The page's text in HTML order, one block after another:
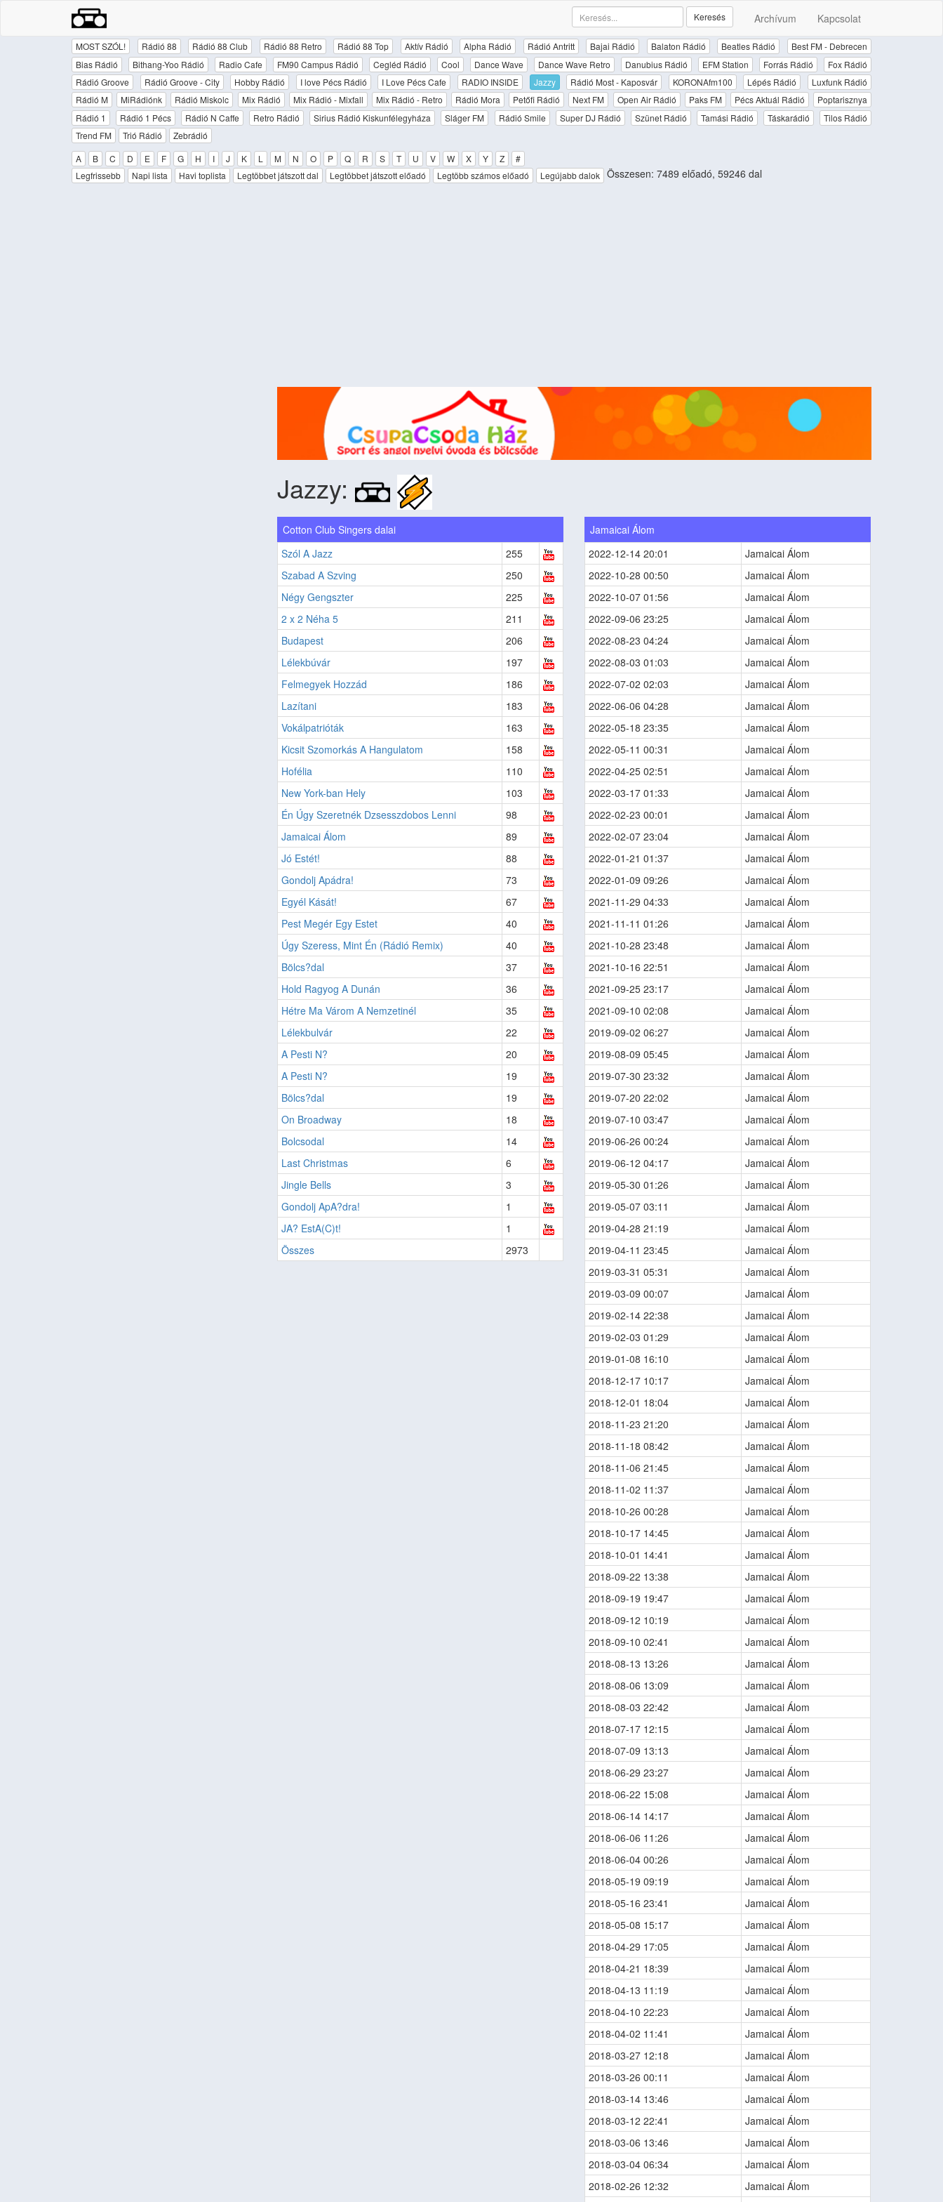
Archívum Kapcsolat
Keresés
MOST SZÓL! Rádió 88 Rádió 88 Club Rádió 88 Retro Rádió 88 Top Aktív Rádió Alpha Rádió Rádió Antritt Bajai Rádió Balaton Rádió Beatles Rádió
Best FM - Debrecen
Bias Rádió
Bithang-Yoo Rádió Radio Cafe FM90 Campus Rádió Cegléd Rádió Cool Dance Wave Dance Wave Retro Danubius Rádió EFM Station Forrás Rádió
Fox Rádió
Rádió Groove
Rádió Groove - City Hobby Rádió I love Pécs Rádió I Love Pécs Cafe RADIO INSIDE Jazzy Rádió Most - Kaposvár KORONAfm100 Lépés Rádió
Luxfunk Rádió
Rádió M
MiRádiónk Rádió Miskolc Mix Rádió Mix Rádió - Mixfall Mix Rádió - Retro Rádió Mora Petőfi Rádió Next FM Open Air Rádió Paks FM Pécs Aktuál Rádió
Poptarisznya
Rádió 1
Rádió 1 Pécs Rádió N Caffe Retro Rádió Sirius Rádió Kiskunfélegyháza Sláger FM Rádió Smile Super DJ Rádió Szünet Rádió Tamási Rádió Táskarádió
Tilos Rádió
Trend FM
Trió Rádió
Zebrádió
A
B C D E F G H I J K L M N O P Q R S T U V W X Y Z
#
Legfrissebb
Napi lista Havi toplista Legtöbbet játszott dal Legtöbbet játszott előadó Legtöbb számos előadó Legújabb dalok Összesen: 7489 előadó, 59246 dal
Jazzy:
Cotton Club Singers dalai
Szól A Jazz
255
Szabad A Szving
250
Négy Gengszter
225
2 x 2 Néha 5
211
Budapest
206
Lélekbúvár
197
Felmegyek Hozzád
186
Lazítani
183
Vokálpatrióták
163
Kicsit Szomorkás A Hangulatom
158
Hofélia
110
New York-ban Hely
103
Én Úgy Szeretnék Dzsesszdobos Lenni
98
Jamaicai Álom
89
Jó Estét!
88
Gondolj Apádra!
73
Egyél Kását!
67
Pest Megér Egy Estet
40
Úgy Szeress, Mint Én (Rádió Remix)
40
Bölcs?dal
37
Hold Ragyog A Dunán
36
Hétre Ma Várom A Nemzetinél
35
Lélekbulvár
22
A Pesti N?
20
A Pesti N?
19
Bölcs?dal
19
On Broadway
18
Bolcsodal
14
Last Christmas
6
Jingle Bells
3
Gondolj ApA?dra!
1
JA? EstA(C)t!
1
Összes
2973
Jamaicai Álom
2022-12-14 20:01
Jamaicai Álom
2022-10-28 00:50
Jamaicai Álom
2022-10-07 01:56
Jamaicai Álom
2022-09-06 23:25
Jamaicai Álom
2022-08-23 04:24
Jamaicai Álom
2022-08-03 01:03
Jamaicai Álom
2022-07-02 02:03
Jamaicai Álom
2022-06-06 04:28
Jamaicai Álom
2022-05-18 23:35
Jamaicai Álom
2022-05-11 00:31
Jamaicai Álom
2022-04-25 02:51
Jamaicai Álom
2022-03-17 01:33
Jamaicai Álom
2022-02-23 00:01
Jamaicai Álom
2022-02-07 23:04
Jamaicai Álom
2022-01-21 01:37
Jamaicai Álom
2022-01-09 09:26
Jamaicai Álom
2021-11-29 04:33
Jamaicai Álom
2021-11-11 01:26
Jamaicai Álom
2021-10-28 23:48
Jamaicai Álom
2021-10-16 22:51
Jamaicai Álom
2021-09-25 23:17
Jamaicai Álom
2021-09-10 02:08
Jamaicai Álom
2019-09-02 06:27
Jamaicai Álom
2019-08-09 05:45
Jamaicai Álom
2019-07-30 23:32
Jamaicai Álom
2019-07-20 22:02
Jamaicai Álom
2019-07-10 03:47
Jamaicai Álom
2019-06-26 00:24
Jamaicai Álom
2019-06-12 04:17
Jamaicai Álom
2019-05-30 01:26
Jamaicai Álom
2019-05-07 03:11
Jamaicai Álom
2019-04-28 21:19
Jamaicai Álom
2019-04-11 23:45
Jamaicai Álom
2019-03-31 05:31
Jamaicai Álom
2019-03-09 00:07
Jamaicai Álom
2019-02-14 22:38
Jamaicai Álom
2019-02-03 01:29
Jamaicai Álom
2019-01-08 16:10
Jamaicai Álom
2018-12-17 10:17
Jamaicai Álom
2018-12-01 18:04
Jamaicai Álom
2018-11-23 21:20
Jamaicai Álom
2018-11-18 08:42
Jamaicai Álom
2018-11-06 21:45
Jamaicai Álom
2018-11-02 11:37
Jamaicai Álom
2018-10-26 00:28
Jamaicai Álom
2018-10-17 14:45
Jamaicai Álom
2018-10-01 14:41
Jamaicai Álom
2018-09-22 13:38
Jamaicai Álom
2018-09-19 19:47
Jamaicai Álom
2018-09-12 10:19
Jamaicai Álom
2018-09-10 02:41
Jamaicai Álom
2018-08-13 13:26
Jamaicai Álom
2018-08-06 13:09
Jamaicai Álom
2018-08-03 22:42
Jamaicai Álom
2018-07-17 12:15
Jamaicai Álom
2018-07-09 13:13
Jamaicai Álom
2018-06-29 23:27
Jamaicai Álom
2018-06-22 15:08
Jamaicai Álom
2018-06-14 14:17
Jamaicai Álom
2018-06-06 11:26
Jamaicai Álom
2018-06-04 00:26
Jamaicai Álom
2018-05-19 09:19
Jamaicai Álom
2018-05-16 23:41
Jamaicai Álom
2018-05-08 15:17
Jamaicai Álom
2018-04-29 17:05
Jamaicai Álom
2018-04-21 18:39
Jamaicai Álom
2018-04-13 11:19
Jamaicai Álom
2018-04-10 22:23
Jamaicai Álom
2018-04-02 11:41
Jamaicai Álom
2018-03-27 12:18
Jamaicai Álom
2018-03-26 00:11
Jamaicai Álom
2018-03-14 13:46
Jamaicai Álom
2018-03-12 22:41
Jamaicai Álom
2018-03-06 13:46
Jamaicai Álom
2018-03-04 06:34
Jamaicai Álom
2018-02-26 12:32
Jamaicai Álom